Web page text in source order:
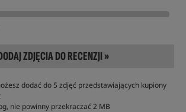
ZDJĘCIA DO RECENZJI »
dodać do 5 zdjęć przedstawiających kupiony
nie powinny przekraczać 2 MB